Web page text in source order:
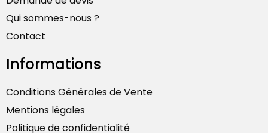
Qui sommes-nous ?
Contact
Informations
Conditions Générales de Vente
Mentions légales
Politique de confidentialité